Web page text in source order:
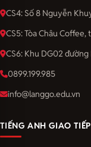
CS4: Số 8 Nguyễn
CS5: Tòa Châu Coffee,
CS6: Khu DG02
0899.199.985
info@langgo.edu.vn
TIẾNG ANH GIAO